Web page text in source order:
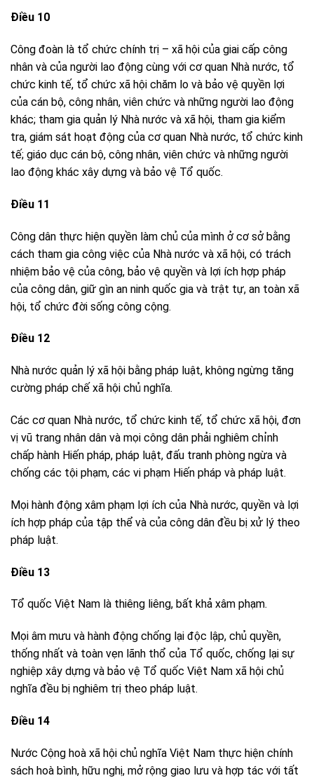
Điều 10
Công đoàn là tổ chức chính trị – xã hội của giai cấp công
nhân và của người lao động cùng với cơ quan Nhà nước, tổ
chức kinh tế, tổ chức xã hội chăm lo và bảo vệ quyền lợi
của cán bộ, công nhân, viên chức và những người lao động
khác; tham gia quản lý Nhà nước và xã hội, tham gia kiểm
tra, giám sát hoạt động của cơ quan Nhà nước, tổ chức kinh
tế; giáo dục cán bộ, công nhân, viên chức và những người
lao động khác xây dựng và bảo vệ Tổ quốc.
Điều 11
Công dân thực hiện quyền làm chủ của mình ở cơ sở bằng
cách tham gia công việc của Nhà nước và xã hội, có trách
nhiệm bảo vệ của công, bảo vệ quyền và lợi ích hợp pháp
của công dân, giữ gìn an ninh quốc gia và trật tự, an toàn xã
hội, tổ chức đời sống công cộng.
Điều 12
Nhà nước quản lý xã hội bằng pháp luật, không ngừng tăng
cường pháp chế xã hội chủ nghĩa.
Các cơ quan Nhà nước, tổ chức kinh tế, tổ chức xã hội, đơn
vị vũ trang nhân dân và mọi công dân phải nghiêm chỉnh
chấp hành Hiến pháp, pháp luật, đấu tranh phòng ngừa và
chống các tội phạm, các vi phạm Hiến pháp và pháp luật.
Mọi hành động xâm phạm lợi ích của Nhà nước, quyền và lợi
ích hợp pháp của tập thể và của công dân đều bị xử lý theo
pháp luật.
Điều 13
Tổ quốc Việt Nam là thiêng liêng, bất khả xâm phạm.
Mọi âm mưu và hành động chống lại độc lập, chủ quyền,
thống nhất và toàn vẹn lãnh thổ của Tổ quốc, chống lại sự
nghiệp xây dựng và bảo vệ Tổ quốc Việt Nam xã hội chủ
nghĩa đều bị nghiêm trị theo pháp luật.
Điều 14
Nước Cộng hoà xã hội chủ nghĩa Việt Nam thực hiện chính
sách hoà bình, hữu nghị, mở rộng giao lưu và hợp tác với tất